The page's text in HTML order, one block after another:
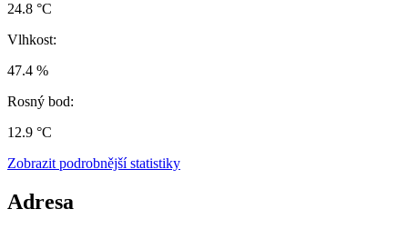
24.8 °C
Vlhkost:
47.4 %
Rosný bod:
12.9 °C
Zobrazit podrobnější statistiky
Adresa